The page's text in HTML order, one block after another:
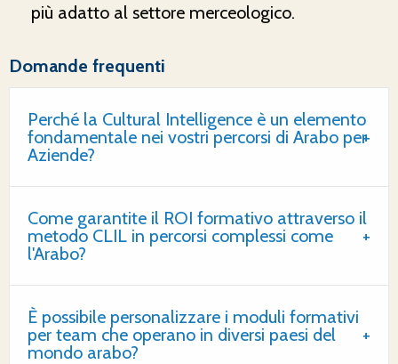
più adatto al settore merceologico.
Domande frequenti
Perché la Cultural Intelligence è un elemento
fondamentale nei vostri percorsi di Arabo per
Aziende?
Come garantite il ROI formativo attraverso il
metodo CLIL in percorsi complessi come
l'Arabo?
È possibile personalizzare i moduli formativi
per team che operano in diversi paesi del
mondo arabo?